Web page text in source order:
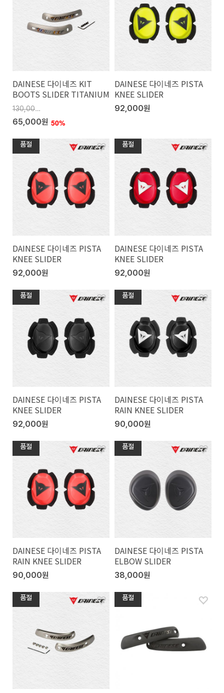
DAINESE 다이네즈 KIT
BOOTS SLIDER TITANIUM
130,000원
65,000원 50%
DAINESE 다이네즈 PISTA
KNEE SLIDER
92,000원
품절
DAINESE 다이네즈 PISTA
KNEE SLIDER
92,000원
품절
DAINESE 다이네즈 PISTA
KNEE SLIDER
92,000원
품절
DAINESE 다이네즈 PISTA
KNEE SLIDER
92,000원
품절
DAINESE 다이네즈 PISTA
RAIN KNEE SLIDER
90,000원
품절
DAINESE 다이네즈 PISTA
RAIN KNEE SLIDER
90,000원
품절
DAINESE 다이네즈 PISTA
ELBOW SLIDER
38,000원
품절 품절